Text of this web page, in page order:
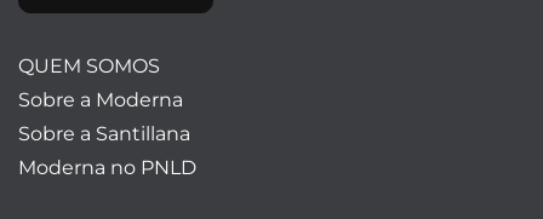
QUEM SOMOS
Sobre a Moderna
Sobre a Santillana
Moderna no PNLD